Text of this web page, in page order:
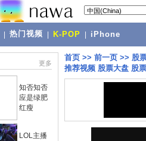
热门视频 K-POP iPhone
更多
知否知否
应是绿肥
红瘦
LOL主播
首页 >> 前一页 >> 股
推荐视频 股票大盘 股